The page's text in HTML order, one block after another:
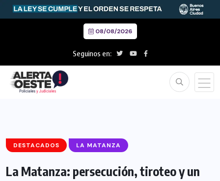
08/08/2026
Seguinos en:
DESTACADOS LA MATANZA
La Matanza: persecución, tiroteo y un